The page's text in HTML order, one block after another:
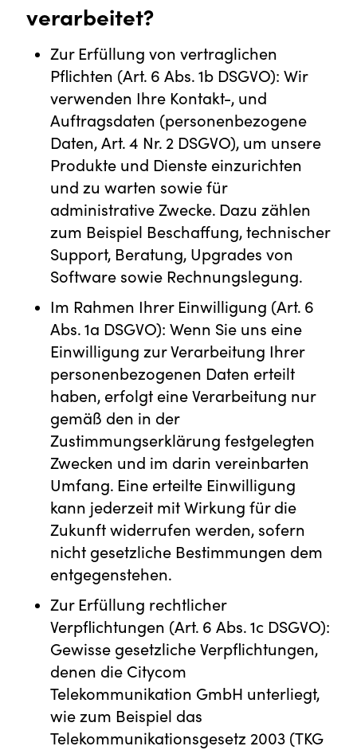
verarbeitet?
Zur Erfüllung von vertraglichen
Pflichten (Art. 6 Abs. 1b DSGVO): Wir
verwenden Ihre Kontakt-, und
Auftragsdaten (personenbezogene
Daten, Art. 4 Nr. 2 DSGVO), um unsere
Produkte und Dienste einzurichten
und zu warten sowie für
administrative Zwecke. Dazu zählen
zum Beispiel Beschaffung, technischer
Support, Beratung, Upgrades von
Software sowie Rechnungslegung.
Im Rahmen Ihrer Einwilligung (Art. 6
Abs. 1a DSGVO): Wenn Sie uns eine
Einwilligung zur Verarbeitung Ihrer
personenbezogenen Daten erteilt
haben, erfolgt eine Verarbeitung nur
gemäß den in der
Zustimmungserklärung festgelegten
Zwecken und im darin vereinbarten
Umfang. Eine erteilte Einwilligung
kann jederzeit mit Wirkung für die
Zukunft widerrufen werden, sofern
nicht gesetzliche Bestimmungen dem
entgegenstehen.
Zur Erfüllung rechtlicher
Verpflichtungen (Art. 6 Abs. 1c DSGVO):
Gewisse gesetzliche Verpflichtungen,
denen die Citycom
Telekommunikation GmbH unterliegt,
wie zum Beispiel das
Telekommunikationsgesetz 2003 (TKG